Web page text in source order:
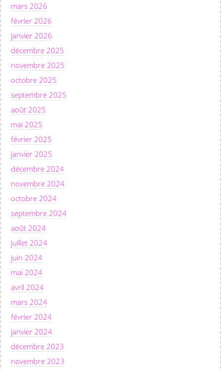
mars 2026
février 2026
janvier 2026
décembre 2025
novembre 2025
octobre 2025
septembre 2025
août 2025
mai 2025
février 2025
janvier 2025
décembre 2024
novembre 2024
octobre 2024
septembre 2024
août 2024
juillet 2024
juin 2024
mai 2024
avril 2024
mars 2024
février 2024
janvier 2024
décembre 2023
novembre 2023